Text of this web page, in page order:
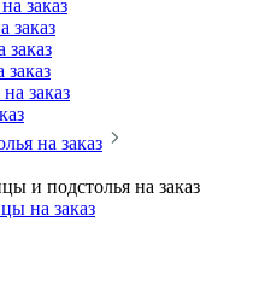
заказ
заказ
заказ
заказ
на заказ
и подстолья на заказ
на заказ